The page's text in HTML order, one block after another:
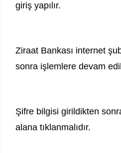
giriş yapılır.
Ziraat Bankası internet
sonra işlemlere devam
Şifre bilgisi girildikten
alana tıklanmalıdır.